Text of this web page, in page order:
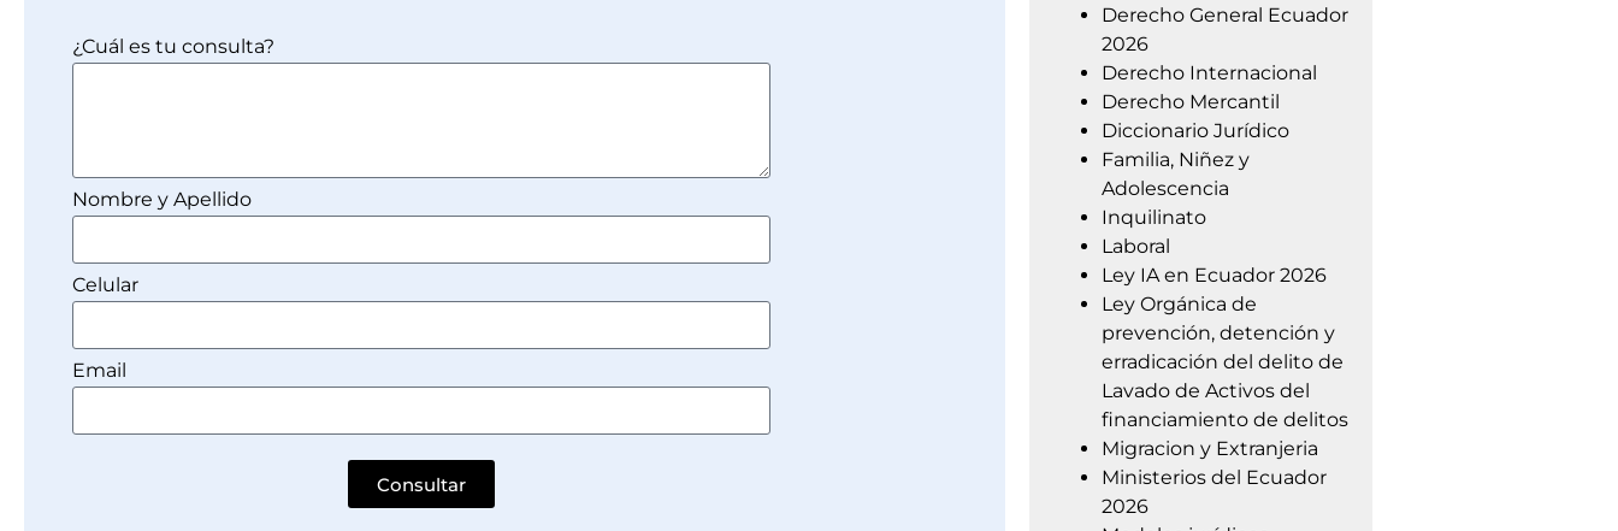
¿Cuál es tu consulta?
Nombre y Apellido
Celular
Email
Consultar
Derecho General Ecuador
2026
Derecho Internacional
Derecho Mercantil
Diccionario Jurídico
Familia, Niñez y
Adolescencia
Inquilinato
Laboral
Ley IA en Ecuador 2026
Ley Orgánica de
prevención, detención y
erradicación del delito de
Lavado de Activos del
financiamiento de delitos
Migracion y Extranjeria
Ministerios del Ecuador
2026